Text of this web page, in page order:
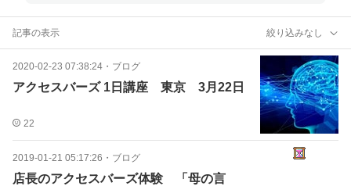
記事の表示 絞り込みなし
2020-02-23 07:38:24 ・ ブログ
アクセスバーズ 1日講座 東京 3月22日
22
2019-01-21 05:17:26 ・ ブログ
店長のアクセスバーズ体験 「母の言